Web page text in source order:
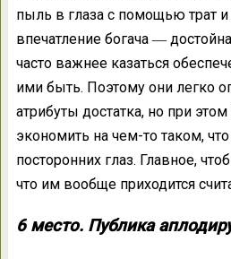
пыль в глаза с помощью трат и
впечатление богача ―
часто важнее казаться
ими быть. Поэтому они легко
атрибуты достатка, но при этом
экономить на чем-то таком,
посторонних глаз. Главное,
что им вообще приходится
6 место. Публика